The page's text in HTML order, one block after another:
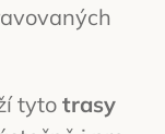
tyto trasy